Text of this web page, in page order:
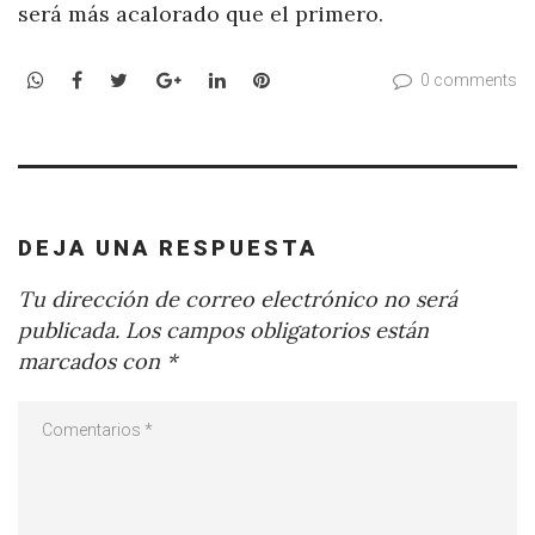
será más acalorado que el primero.
WhatsApp
Facebook
TwitterGoogle+LinkedInPinterest 0 comments
DEJA UNA RESPUESTA
Tu dirección de correo electrónico no será
publicada. Los campos obligatorios están
marcados con *